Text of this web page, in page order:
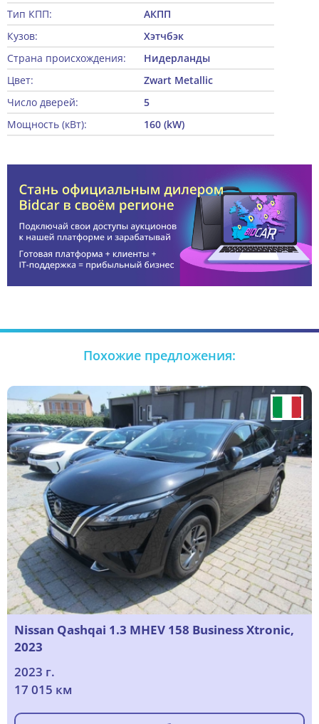
Тип КПП:
АКПП
Кузов:
Хэтчбэк
Страна происхождения:
Нидерланды
Цвет:
Zwart Metallic
Число дверей:
5
Мощность (кВт):
160 (kW)
Похожие предложения:
Nissan Qashqai 1.3 MHEV 158 Business Xtronic,
2023
2023 г.
17 015 км